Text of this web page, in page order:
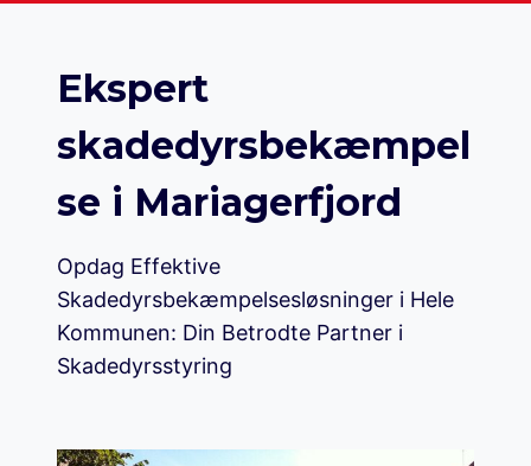
Ekspert
skadedyrsbekæmpel
se i Mariagerfjord
Opdag Effektive
Skadedyrsbekæmpelsesløsninger i Hele
Kommunen: Din Betrodte Partner i
Skadedyrsstyring